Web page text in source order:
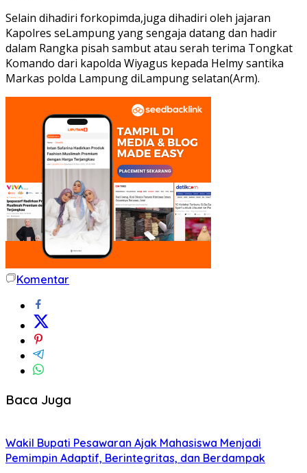
Selain dihadiri forkopimda,juga dihadiri oleh jajaran
Kapolres seLampung yang sengaja datang dan hadir
dalam Rangka pisah sambut atau serah terima Tongkat
Komando dari kapolda Wiyagus kepada Helmy santika
Markas polda Lampung diLampung selatan(Arm).
Komentar
Baca Juga
Wakil Bupati Pesawaran Ajak Mahasiswa Menjadi
Pemimpin Adaptif, Berintegritas, dan Berdampak